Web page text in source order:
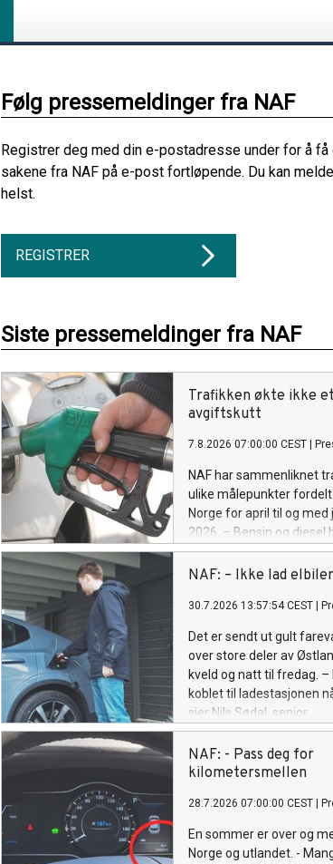
Følg pressemeldinger fra NAF
Registrer deg med din e-postadresse under for å
sakene fra NAF på e-post fortløpende. Du kan
helst.
REGISTRER
Siste pressemeldinger fra NAF
Trafikken økte ikke
avgiftskutt
7.8.2026 07:00:00 CEST
NAF har sammenliknet
ulike målepunkter fordelt
Norge for april til og med
2026. – Bensin og diesel
billigere, men folk har
Ingunn Handagard,
NAF: – Ikke lad
30.7.2026 13:57:54 CEST
Det er sendt ut gult
over store deler av
kveld og natt til fredag. –
koblet til ladestasjonen
sier Nils Sødal, senior
kommunikasjonsrådgiver
NAF: - Pass deg for
kilometersmellen
28.7.2026 07:00:00 CEST
En sommer er over og
Norge og utlandet. -